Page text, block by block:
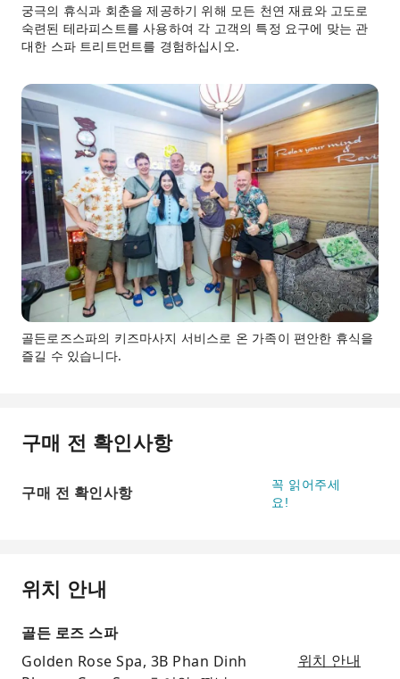
궁극의 휴식과 회춘을 제공하기 위해 모든 천연 재료와 고도로
숙련된 테라피스트를 사용하여 각 고객의 특정 요구에 맞는 관
대한 스파 트리트먼트를 경험하십시오.
골든로즈스파의 키즈마사지 서비스로 온 가족이 편안한 휴식을
즐길 수 있습니다.
구매 전 확인사항
구매 전 확인사항
꼭 읽어주세
요!
위치 안내
골든 로즈 스파
Golden Rose Spa, 3B Phan Dinh
위치 안내